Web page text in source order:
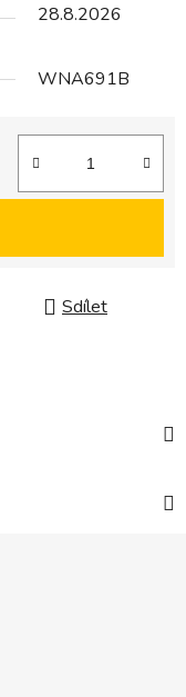
28.8.2026
WNA691B
Sdílet